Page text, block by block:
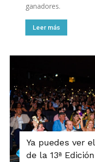
ganadores.
Leer más
Ya puedes ver
de la 13ª